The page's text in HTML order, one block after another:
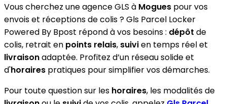
Vous cherchez une agence GLS à Mogues pour vos
envois et réceptions de colis ? Gls Parcel Locker
Powered By Bpost répond à vos besoins : dépôt de
colis, retrait en points relais, suivien temps réel et
livraisonadaptée. Profitez d’un réseau solide et
d'horaires pratiques pour simplifier vos démarches.
Pour toute question sur les horaires, les modalités de